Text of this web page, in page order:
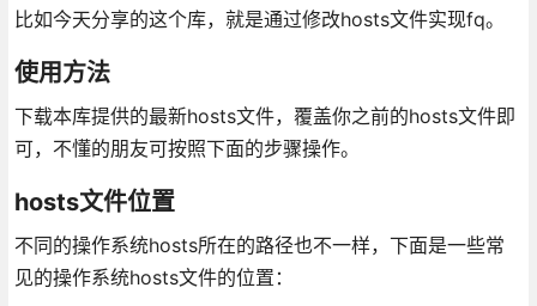
比如今天分享的这个库，就是通过修改hosts文件实现fq。
使用方法
下载本库提供的最新hosts文件，覆盖你之前的hosts文件即
可，不懂的朋友可按照下面的步骤操作。
hosts文件位置
不同的操作系统hosts所在的路径也不一样，下面是一些常
见的操作系统hosts文件的位置：